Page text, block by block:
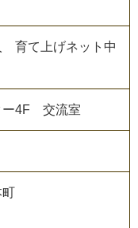
育て上げネット中
ー4F 交流室
町